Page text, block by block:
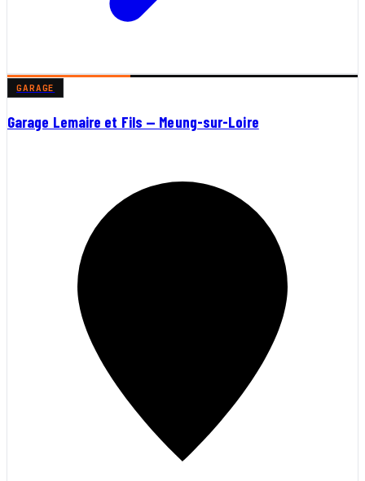
GARAGE
Garage Lemaire et Fils — Meung-sur-Loire